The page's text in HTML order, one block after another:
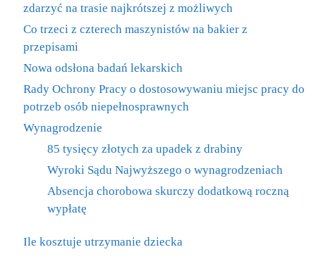
zdarzyć na trasie najkrótszej z możliwych
Co trzeci z czterech maszynistów na bakier z
przepisami
Nowa odsłona badań lekarskich
Rady Ochrony Pracy o dostosowywaniu miejsc pracy do
potrzeb osób niepełnosprawnych
Wynagrodzenie
85 tysięcy złotych za upadek z drabiny
Wyroki Sądu Najwyższego o wynagrodzeniach
Absencja chorobowa skurczy dodatkową roczną
wypłatę
Ile kosztuje utrzymanie dziecka